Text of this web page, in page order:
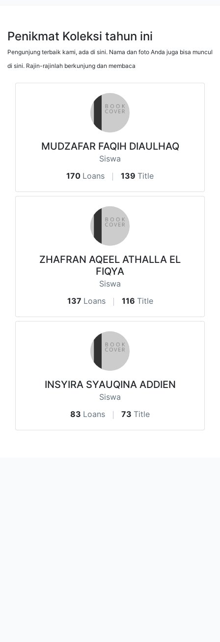
Penikmat Koleksi tahun ini
Pengunjung terbaik kami, ada di sini. Nama dan foto Anda juga bisa muncul
di sini. Rajin-rajinlah berkunjung dan membaca
MUDZAFAR FAQIH DIAULHAQ
Siswa
170 Loans 139 Title
ZHAFRAN AQEEL ATHALLA EL
FIQYA
Siswa
137 Loans 116 Title
INSYIRA SYAUQINA ADDIEN
Siswa
83 Loans 73 Title